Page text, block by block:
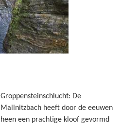
Groppensteinschlucht: De
Mallnitzbach heeft door de eeuwen
heen een prachtige kloof gevormd